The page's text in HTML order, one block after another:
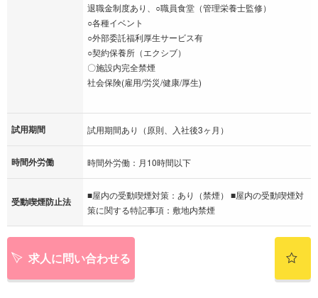
退職金制度あり、○職員食堂（管理栄養士監修）
○各種イベント
○外部委託福利厚生サービス有
○契約保養所（エクシブ）
〇施設内完全禁煙
社会保険(雇用/労災/健康/厚生)
試用期間 試用期間あり（原則、入社後3ヶ月）
時間外労働 時間外労働：月10時間以下
受動喫煙防止法
■屋内の受動喫煙対策：あり（禁煙） ■屋内の受動喫煙対
策に関する特記事項：敷地内禁煙
求人に問い合わせる